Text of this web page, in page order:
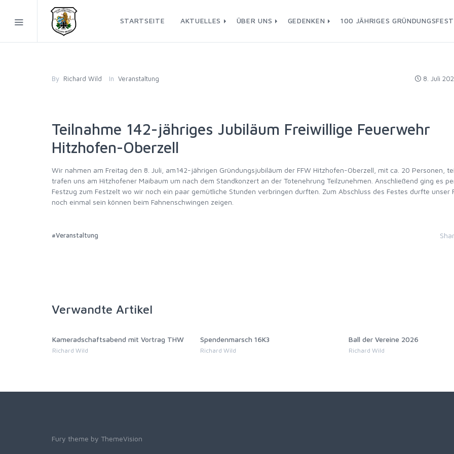
STARTSEITE AKTUELLES ÜBER UNS GEDENKEN 100 JÄHRIGES GRÜNDUNGSFEST
By Richard Wild In Veranstaltung 8. Juli
Teilnahme 142-jähriges Jubiläum Freiwillige Feuerwehr
Hitzhofen-Oberzell
Wir nahmen am Freitag den 8. Juli, am142-jährigen Gründungsjubiläum der FFW Hitzhofen-Oberzell, mit ca. 20 Personen,
trafen uns am Hitzhofener Maibaum um nach dem Standkonzert an der Totenehrung Teilzunehmen. Anschließend ging es
Festzug zum Festzelt wo wir noch ein paar gemütliche Stunden verbringen durften. Zum Abschluss des Festes durfte unser
noch einmal sein können beim Fahnenschwingen zeigen.
#Veranstaltung
Verwandte Artikel
Kameradschaftsabend mit Vortrag THW
Richard Wild
Spendenmarsch 16K3
Richard Wild
Ball der Vereine 2026
Richard Wild
Fury theme by ThemeVision